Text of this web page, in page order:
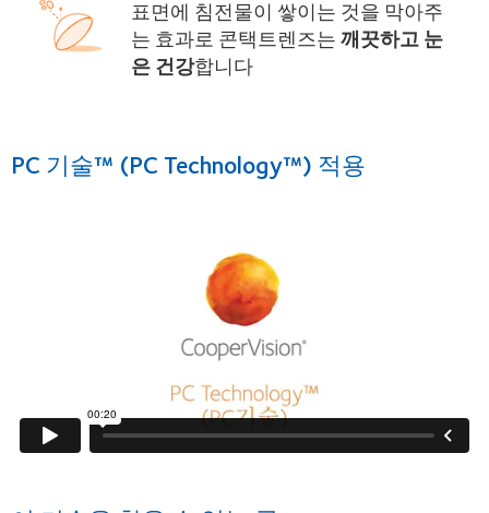
표면에 침전물이 쌓이는 것을 막아주
는 효과로 콘택트렌즈는깨끗하고 눈
은 건강합니다
PC 기술™ (PC Technology™) 적용